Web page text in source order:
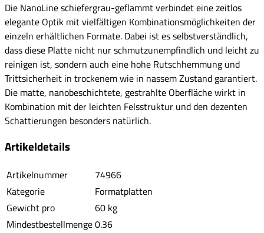
Die NanoLine schiefergrau-geflammt verbindet eine zeitlos
elegante Optik mit vielfältigen Kombinationsmöglichkeiten der
einzeln erhältlichen Formate. Dabei ist es selbstverständlich,
dass diese Platte nicht nur schmutzunempfindlich und leicht zu
reinigen ist, sondern auch eine hohe Rutschhemmung und
Trittsicherheit in trockenem wie in nassem Zustand garantiert.
Die matte, nanobeschichtete, gestrahlte Oberfläche wirkt in
Kombination mit der leichten Felsstruktur und den dezenten
Schattierungen besonders natürlich.
Artikeldetails
Artikelnummer
74966
Kategorie
Formatplatten
Gewicht pro
60 kg
Mindestbestellmenge0.36